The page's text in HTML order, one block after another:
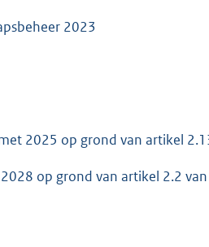
2023
2025 op grond van artikel
op grond van artikel 2.2